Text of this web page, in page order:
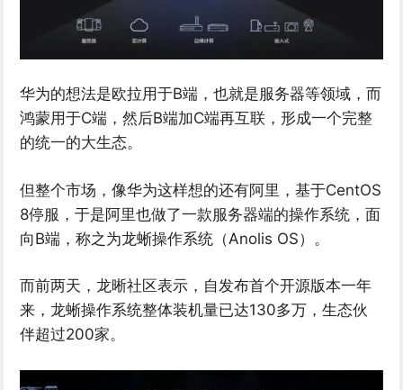
华为的想法是欧拉用于B端，也就是服务器等领域，而
鸿蒙用于C端，然后B端加C端再互联，形成一个完整
的统一的大生态。
但整个市场，像华为这样想的还有阿里，基于CentOS
8停服，于是阿里也做了一款服务器端的操作系统，面
向B端，称之为龙蜥操作系统（Anolis OS）。
而前两天，龙晰社区表示，自发布首个开源版本一年
来，龙蜥操作系统整体装机量已达130多万，生态伙
伴超过200家。